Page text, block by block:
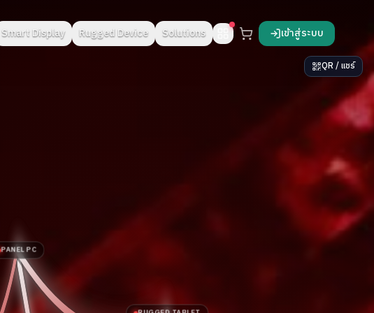
PANEL PC
Smart Display Rugged Device Solutions เข้าสู่ระบบ
QR / แชร์